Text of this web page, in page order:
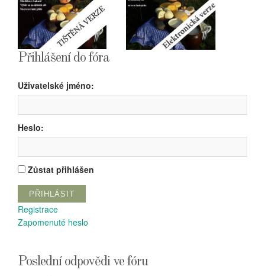
Přihlášení do fóra
Uživatelské jméno:
Heslo:
Zůstat přihlášen
PŘIHLÁSIT
Registrace
Zapomenuté heslo
Poslední odpovědi ve fóru